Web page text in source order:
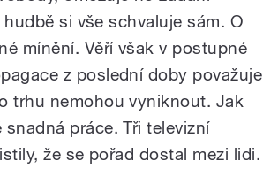
si vše schvaluje sám. O
mínění. Věří však v postupné
z poslední doby považuje
trhu nemohou vyniknout. Jak
práce. Tři televizní
že se pořad dostal mezi lidi.